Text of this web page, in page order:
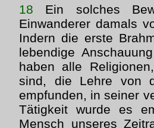
18 Ein solches
Einwanderer damals
Indern die erste
lebendige
haben alle
sind, die Lehre von
empfunden, in seiner
Tätigkeit wurde es
Mensch unseres